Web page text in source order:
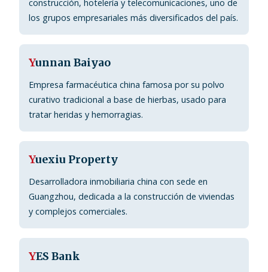
construcción, hotelería y telecomunicaciones, uno de
los grupos empresariales más diversificados del país.
Yunnan Baiyao
Empresa farmacéutica china famosa por su polvo
curativo tradicional a base de hierbas, usado para
tratar heridas y hemorragias.
Yuexiu Property
Desarrolladora inmobiliaria china con sede en
Guangzhou, dedicada a la construcción de viviendas
y complejos comerciales.
YES Bank